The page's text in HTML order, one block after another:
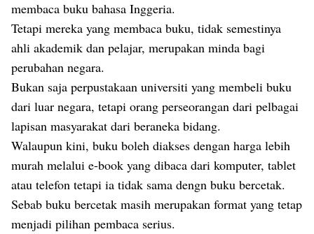
membaca buku bahasa Inggeria.
Tetapi mereka yang membaca buku, tidak semestinya
ahli akademik dan pelajar, merupakan minda bagi
perubahan negara.
Bukan saja perpustakaan universiti yang membeli buku
dari luar negara, tetapi orang perseorangan dari pelbagai
lapisan masyarakat dari beraneka bidang.
Walaupun kini, buku boleh diakses dengan harga lebih
murah melalui e-book yang dibaca dari komputer, tablet
atau telefon tetapi ia tidak sama dengn buku bercetak.
Sebab buku bercetak masih merupakan format yang tetap
menjadi pilihan pembaca serius.